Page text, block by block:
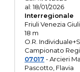
al: 18/01/2026
Interregionale
Friuli Venezia
18 m
O.R.
Campionato
07017 - Arcieri
Pascotto, Flavia